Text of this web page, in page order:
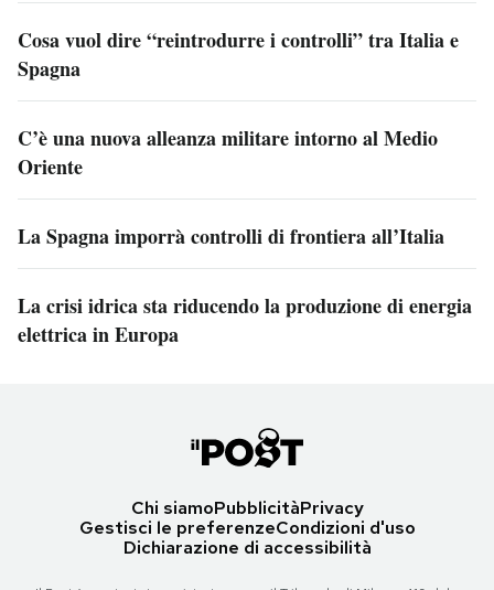
Cosa vuol dire “reintrodurre i controlli” tra Italia e
Spagna
C’è una nuova alleanza militare intorno al Medio
Oriente
La Spagna imporrà controlli di frontiera all’Italia
La crisi idrica sta riducendo la produzione di energia
elettrica in Europa
Chi siamoPubblicitàPrivacy
Gestisci le preferenzeCondizioni d'uso
Dichiarazione di accessibilità